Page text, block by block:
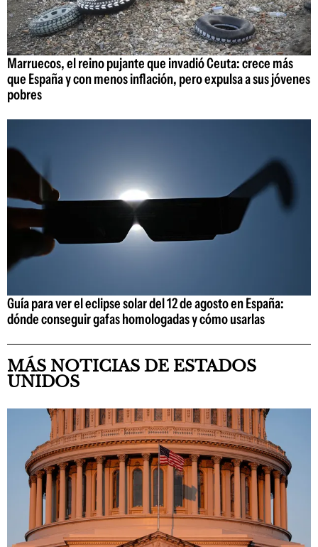
Marruecos, el reino pujante que invadió Ceuta: crece más
que España y con menos inflación, pero expulsa a sus jóvenes
pobres
Guía para ver el eclipse solar del 12 de agosto en España:
dónde conseguir gafas homologadas y cómo usarlas
MÁS NOTICIAS DE ESTADOS
UNIDOS